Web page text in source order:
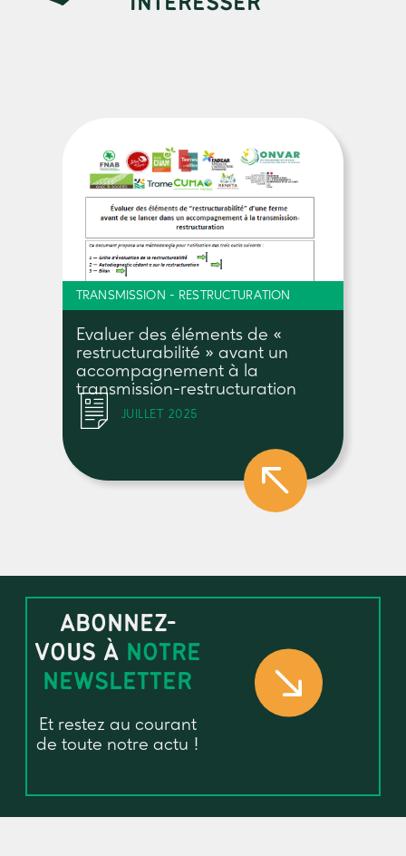
TRANSMISSION - RESTRUCTURATION
Evaluer des éléments de «
restructurabilité » avant un
accompagnement à la
transmission-restructuration
JUILLET 2025
ABONNEZ-
VOUS À NOTRE
NEWSLETTER
Et restez au courant
de toute notre actu !